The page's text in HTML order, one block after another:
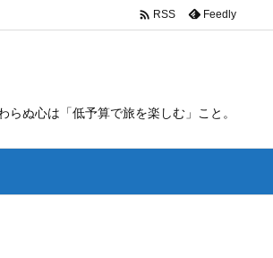
ぬ心は「低予算で旅を楽しむ」こと。
 RSS Feedly